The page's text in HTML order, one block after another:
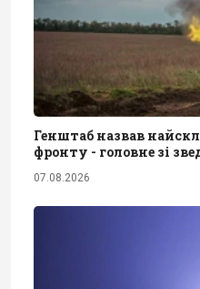
Генштаб назвав
фронту - головне зі
07.08.2026